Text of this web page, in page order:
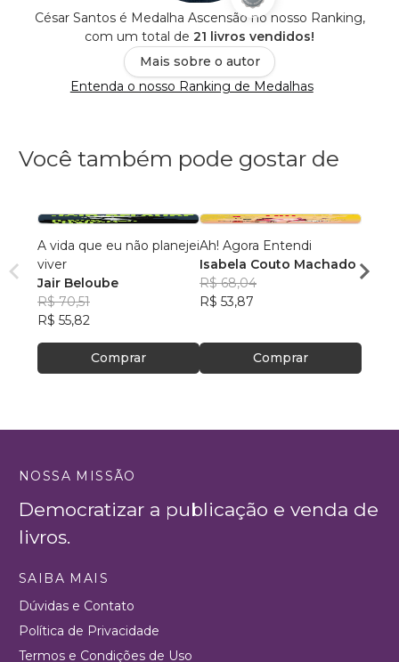
César Santos é Medalha Ascensão no nosso Ranking,
com um total de 21 livros vendidos!
Mais sobre o autor
Entenda o nosso Ranking de Medalhas
Você também pode gostar de
A vida que eu não planejei
viver
Jair Beloube
R$ 70,51
R$ 55,82
Comprar
Ah! Agora Entendi
Isabela Couto Machado
R$ 68,04
R$ 53,87
Comprar
NOSSA MISSÃO
Democratizar a publicação e venda de
livros.
SAIBA MAIS
Dúvidas e Contato
Política de Privacidade
Termos e Condições de Uso